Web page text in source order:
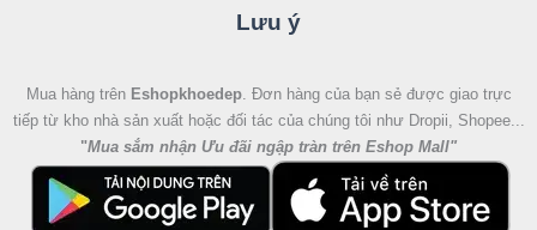
Lưu ý
Mua hàng trên Eshopkhoedep. Đơn hàng của bạn sẻ được giao trực
tiếp từ kho nhà sản xuất hoặc đối tác của chúng tôi như Dropii, Shopee...
"Mua sắm nhận Ưu đãi ngập tràn trên Eshop Mall"